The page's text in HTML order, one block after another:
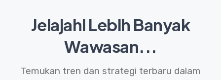
Jelajahi Lebih Banyak
Wawasan...
Temukan tren dan strategi terbaru dalam